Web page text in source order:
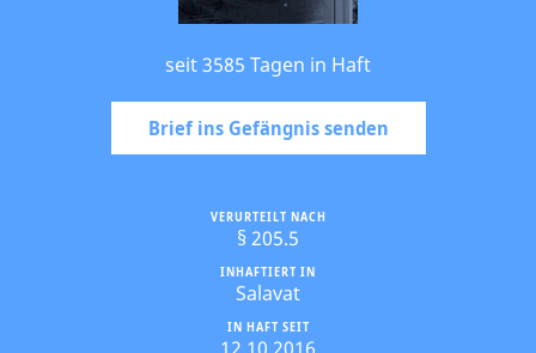
seit 3585 Tagen in Haft
Brief ins Gefängnis senden
IN HAFT SEIT
INHAFTIERT IN
Salavat
VERURTEILT NACH
§ 205.5